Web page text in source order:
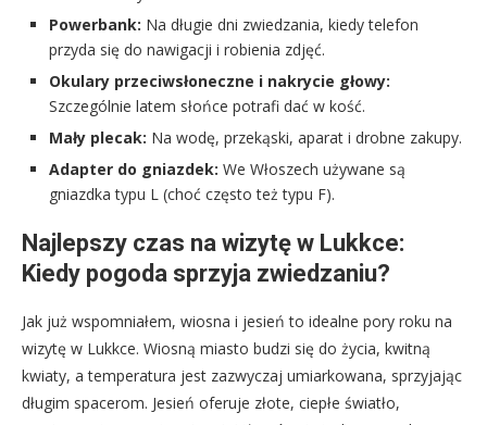
Powerbank: Na długie dni zwiedzania, kiedy telefon
przyda się do nawigacji i robienia zdjęć.
Okulary przeciwsłoneczne i nakrycie głowy:
Szczególnie latem słońce potrafi dać w kość.
Mały plecak: Na wodę, przekąski, aparat i drobne zakupy.
Adapter do gniazdek: We Włoszech używane są
gniazdka typu L (choć często też typu F).
Najlepszy czas na wizytę w Lukkce:
Kiedy pogoda sprzyja zwiedzaniu?
Jak już wspomniałem, wiosna i jesień to idealne pory roku na
wizytę w Lukkce. Wiosną miasto budzi się do życia, kwitną
kwiaty, a temperatura jest zazwyczaj umiarkowana, sprzyjając
długim spacerom. Jesień oferuje złote, ciepłe światło,